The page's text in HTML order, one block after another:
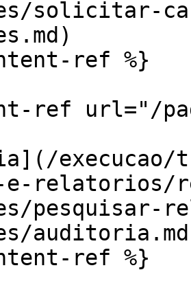
solicitar-
ref %}
ref url="/
e-
pesquisar-